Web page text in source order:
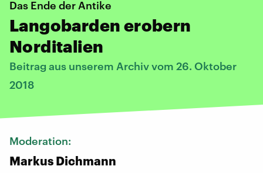
Das Ende der Antike
Langobarden erobern
Norditalien
Beitrag aus unserem Archiv vom 26. Oktober
2018
Moderation:
Markus Dichmann